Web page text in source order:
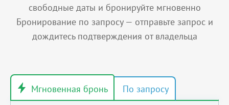
свободные даты и бронируйте мгновенно
Бронирование по запросу — отправьте запрос и
дождитесь подтверждения от владельца